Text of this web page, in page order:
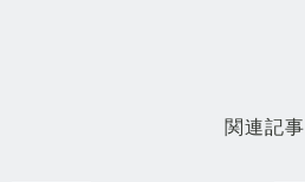
関連記事